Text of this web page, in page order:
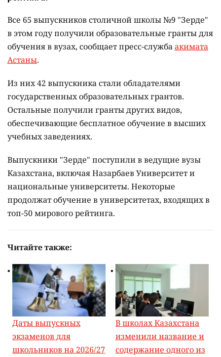
Все 65 выпускников столичной школы №9 "Зерде"
в этом году получили образовательные гранты для
обучения в вузах, сообщает пресс-службаакимата
Астаны.
Из них 42 выпускника стали обладателями
государственных образовательных грантов.
Остальные получили гранты других видов,
обеспечивающие бесплатное обучение в высших
учебных заведениях.
Выпускники "Зерде" поступили в ведущие вузы
Казахстана, включая Назарбаев Университет и
национальные университеты. Некоторые
продолжат обучение в университетах, входящих в
топ-50 мирового рейтинга.
Читайте также:
Даты выпускных
экзаменов для
школьников на 2026/27
В школах Казахстана
изменили название и
содержание одного из